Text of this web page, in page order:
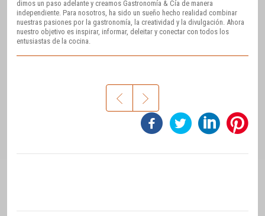
dimos un paso adelante y creamos Gastronomía & Cía de manera
independiente. Para nosotros, ha sido un sueño hecho realidad combinar
nuestras pasiones por la gastronomía, la creatividad y la divulgación. Ahora
nuestro objetivo es inspirar, informar, deleitar y conectar con todos los
entusiastas de la cocina.